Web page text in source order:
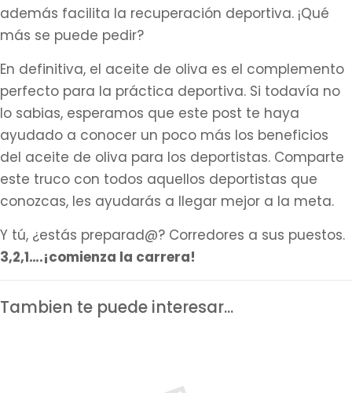
además facilita la recuperación deportiva. ¡Qué
más se puede pedir?
En definitiva, el aceite de oliva es el complemento
perfecto para la práctica deportiva. Si todavía no
lo sabias, esperamos que este post te haya
ayudado a conocer un poco más los beneficios
del aceite de oliva para los deportistas. Comparte
este truco con todos aquellos deportistas que
conozcas, les ayudarás a llegar mejor a la meta.
Y tú, ¿estás preparad@? Corredores a sus puestos.
3,2,1….¡comienza la carrera!
Tambien te puede interesar...